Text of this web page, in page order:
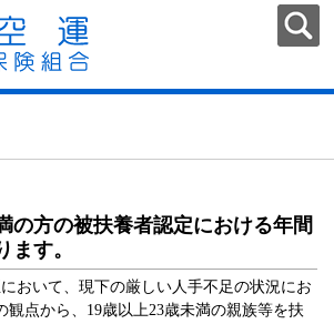
の方の被扶養者認定における年間
ます。
おいて、現下の厳しい人手不足の状況にお
観点から、19歳以上23歳未満の親族等を扶